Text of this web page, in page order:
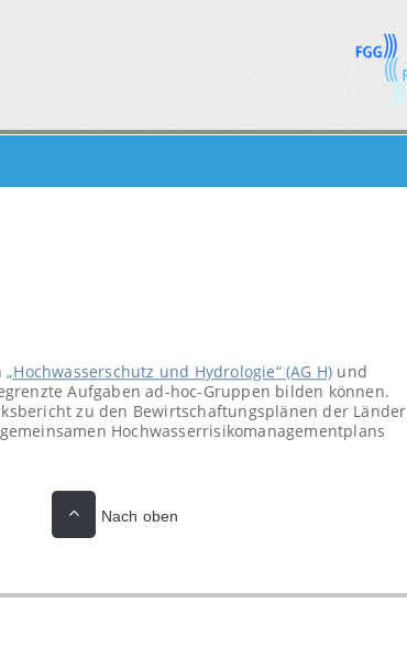
„Hochwasserschutz und Hydrologie“ (AG H) und
Aufgaben ad-hoc-Gruppen bilden können.
zu den Bewirtschaftungsplänen der Länder
Hochwasserrisikomanagementplans
Nach oben